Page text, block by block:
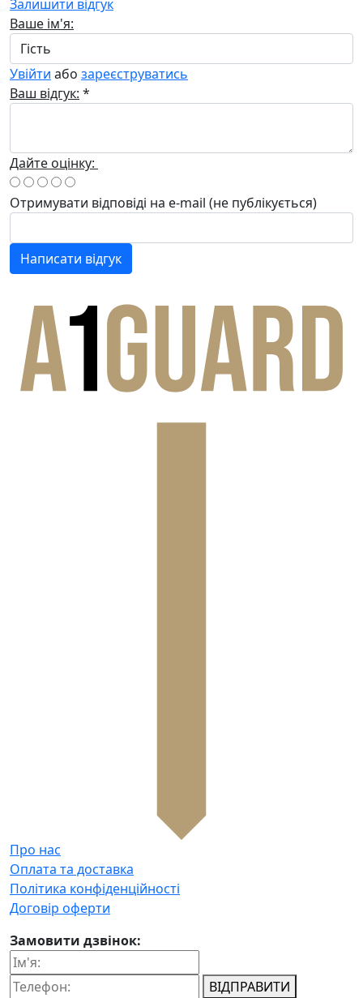
Залишити відгук
Ваше ім'я:
Увійти або зареєструватись
Ваш відгук: *
Дайте оцінку:
Отримувати відповіді на e-mail (не публікується)
Написати відгук
Про нас
Оплата та доставка
Політика конфіденційності
Договір оферти
Замовити дзвінок:
ВІДПРАВИТИ